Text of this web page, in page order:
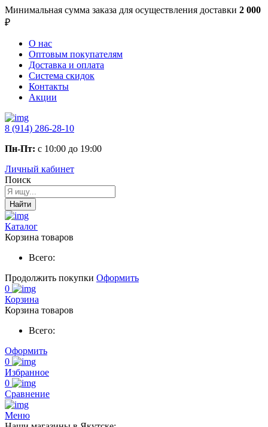
Минимальная сумма заказа для осуществления доставки 2 000
₽
О нас
Оптовым покупателям
Доставка и оплата
Система скидок
Контакты
Акции
8 (914) 286-28-10
Пн-Пт: с 10:00 до 19:00
Личный кабинет
Поиск
Найти
Каталог
Корзина товаров
Всего:
Продолжить покупки Оформить
0
Корзина
Корзина товаров
Всего:
Оформить
0
Избранное
0
Сравнение
Меню